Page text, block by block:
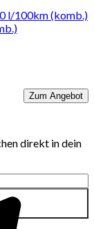
l/100km (komb.)
Zum Angebot
direkt in dein